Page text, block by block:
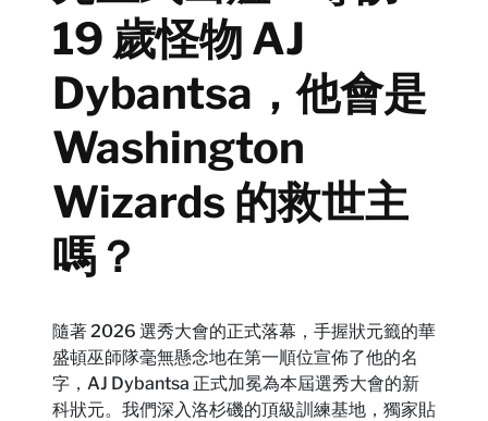
19 歲怪物 AJ
Dybantsa，他會是
Washington
Wizards 的救世主
嗎？
隨著 2026 選秀大會的正式落幕，手握狀元籤的華
盛頓巫師隊毫無懸念地在第一順位宣佈了他的名
字，AJ Dybantsa 正式加冕為本屆選秀大會的新
科狀元。我們深入洛杉磯的頂級訓練基地，獨家貼